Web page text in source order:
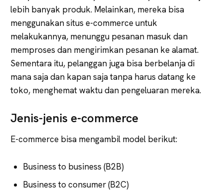
lebih banyak produk. Melainkan, mereka bisa
menggunakan situs e-commerce untuk
melakukannya, menunggu pesanan masuk dan
memproses dan mengirimkan pesanan ke alamat.
Sementara itu, pelanggan juga bisa berbelanja di
mana saja dan kapan saja tanpa harus datang ke
toko, menghemat waktu dan pengeluaran mereka.
Jenis-jenis e-commerce
E-commerce bisa mengambil model berikut:
Business to business (B2B)
Business to consumer (B2C)